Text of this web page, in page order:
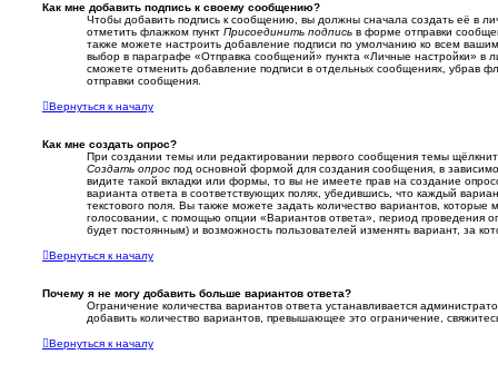
Как мне добавить подпись к своему сообщению?
Чтобы добавить подпись к сообщению, вы должны сначала создать её в
отметить флажком пункт Присоединить подпись в форме отправки
также можете настроить добавление подписи по умолчанию ко всем
выбор в параграфе «Отправка сообщений» пункта «Личные настройки» в
сможете отменить добавление подписи в отдельных сообщениях, убрав
отправки сообщения.
Вернуться к началу
Как мне создать опрос?
При создании темы или редактировании первого сообщения темы
Создать опрос под основной формой для создания сообщения, в
видите такой вкладки или формы, то вы не имеете прав на создание
варианта ответа в соответствующих полях, убедившись, что каждый
текстового поля. Вы также можете задать количество вариантов, которые
голосовании, с помощью опции «Вариантов ответа», период проведения
будет постоянным) и возможность пользователей изменять вариант, за
Вернуться к началу
Почему я не могу добавить больше вариантов ответа?
Ограничение количества вариантов ответа устанавливается
добавить количество вариантов, превышающее это ограничение,
Вернуться к началу